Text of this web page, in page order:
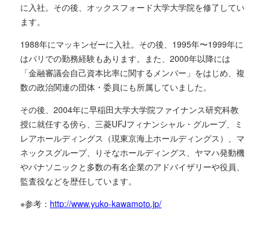
に入社。その後、オックスフォード大学大学院を修了してい
ます。
1988年にマッキンゼーに入社。その後、1995年〜1999年に
はパリでの勤務経験もあります。また、2000年以降には
「金融審議会自己資本比率に関するメンバー」をはじめ、複
数の政治関連の団体・委員にも所属していました。
その後、2004年に早稲田大学大学院ファイナンス研究科教
授に就任する傍ら、三菱UFJフィナンシャル・グループ、ミ
レアホールディングス（現東京海上ホールディングス）、マ
ネックスグループ、りそなホールディングス、ヤマハ発動機
やパナソニックと多数の有名企業のアドバイザリーや役員、
監査役などを歴任しています。
※参考： http://www.yuko-kawamoto.jp/